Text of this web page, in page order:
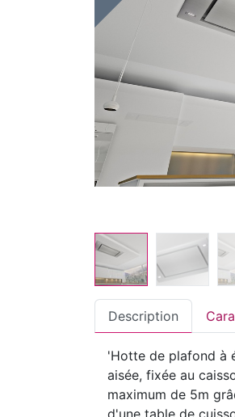
Description
'Hotte de plafond à
aisée, fixée au
maximum de 5m
d'une table de